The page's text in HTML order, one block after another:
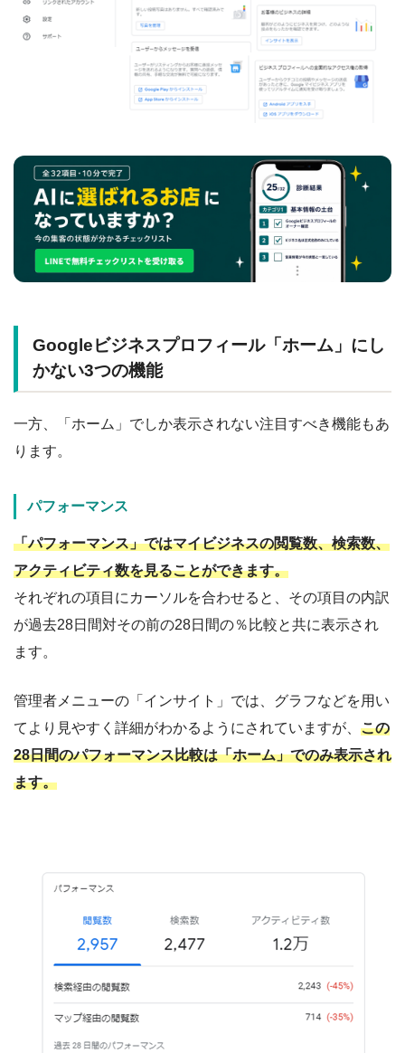
Googleビジネスプロフィール「ホーム」にし
かない3つの機能
一方、「ホーム」でしか表示されない注目すべき機能もあ
ります。
パフォーマンス
「パフォーマンス」ではマイビジネスの閲覧数、検索数、
アクティビティ数を見ることができます。
それぞれの項目にカーソルを合わせると、その項目の内訳
が過去28日間対その前の28日間の％比較と共に表示され
ます。
管理者メニューの「インサイト」では、グラフなどを用い
てより見やすく詳細がわかるようにされていますが、 この
28日間のパフォーマンス比較は「ホーム」でのみ表示され
ます。